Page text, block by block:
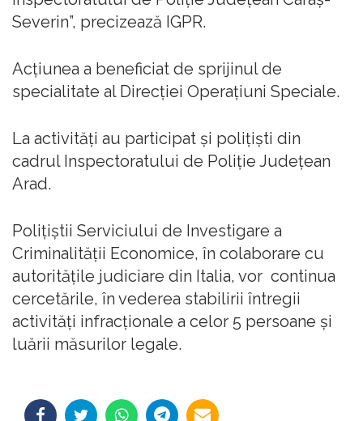
Severin”, precizează IGPR.
Acţiunea a beneficiat de sprijinul de
specialitate al Direcţiei Operaţiuni Speciale.
La activităţi au participat şi poliţişti din
cadrul Inspectoratului de Poliţie Judeţean
Arad.
Poliţiştii Serviciului de Investigare a
Criminalităţii Economice, în colaborare cu
autorităţile judiciare din Italia, vor continua
cercetările, în vederea stabilirii întregii
activităţi infracţionale a celor 5 persoane şi
luării măsurilor legale.